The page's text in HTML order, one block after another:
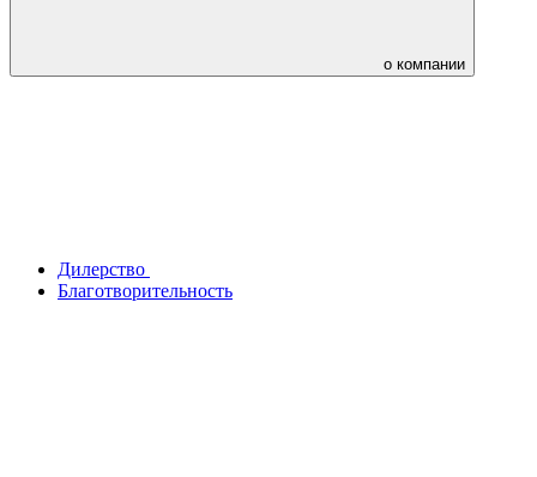
о компании
Дилерство
Благотворительность